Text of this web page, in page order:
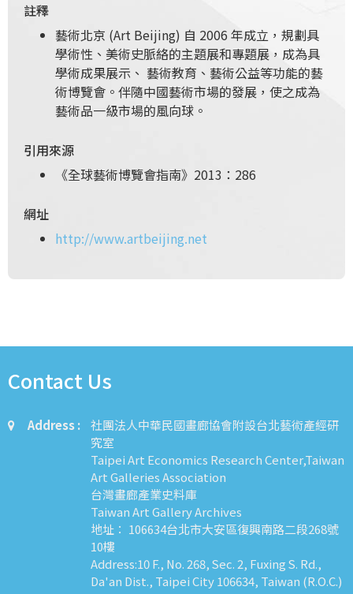
註釋
藝術北京 (Art Beijing) 自 2006 年成立，規劃具
學術性、美術史脈絡的主題展和專題展，成為具
學術成果展示、 藝術教育、藝術公益等功能的藝
術博覽會。伴隨中國藝術市場的發展，使之成為
藝術品一級市場的風向球。
引用來源
《全球藝術博覽會指南》2013：286
網址
http://www.artbeijing.net
Contact Us
Address :
社團法人中華民國畫廊協會附設台北藝術產經研
究室
Taipei Art Economics Research Center,Taiwan
Art Galleries Association
台灣畫廊產業史料庫
Taiwan Art Gallery Archives
地址： 106634台北市大安區復興南路二段268號
10樓
Address:10 F., No. 268, Sec. 2, Fuxing S. Rd.,
Da'an Dist., Taipei City 106634, Taiwan (R.O.C.)